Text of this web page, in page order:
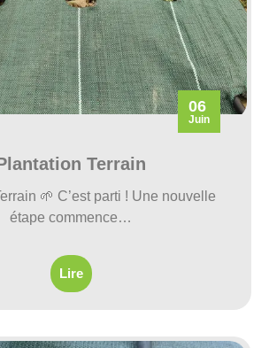
06
Juin
Terrain
🌱 C’est parti ! Une nouvelle
étape commence…
Lire